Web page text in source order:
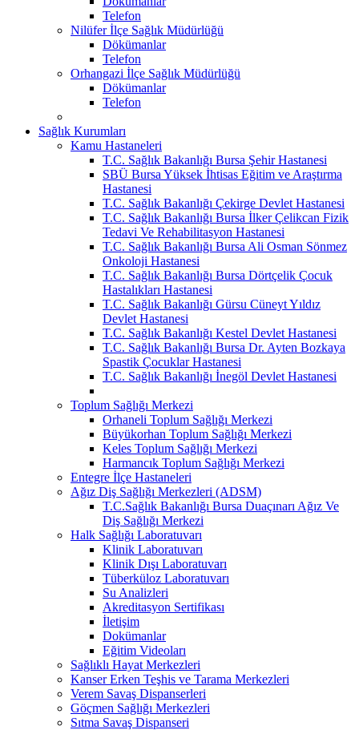
Telefon
Nilüfer İlçe Sağlık Müdürlüğü
Dökümanlar
Telefon
Orhangazi İlçe Sağlık Müdürlüğü
Dökümanlar
Telefon
Sağlık Kurumları
Kamu Hastaneleri
T.C. Sağlık Bakanlığı Bursa Şehir Hastanesi
SBÜ Bursa Yüksek İhtisas Eğitim ve Araştırma
Hastanesi
T.C. Sağlık Bakanlığı Çekirge Devlet Hastanesi
T.C. Sağlık Bakanlığı Bursa İlker Çelikcan Fizik
Tedavi Ve Rehabilitasyon Hastanesi
T.C. Sağlık Bakanlığı Bursa Ali Osman Sönmez
Onkoloji Hastanesi
T.C. Sağlık Bakanlığı Bursa Dörtçelik Çocuk
Hastalıkları Hastanesi
T.C. Sağlık Bakanlığı Gürsu Cüneyt Yıldız
Devlet Hastanesi
T.C. Sağlık Bakanlığı Kestel Devlet Hastanesi
T.C. Sağlık Bakanlığı Bursa Dr. Ayten Bozkaya
Spastik Çocuklar Hastanesi
T.C. Sağlık Bakanlığı İnegöl Devlet Hastanesi
Toplum Sağlığı Merkezi
Orhaneli Toplum Sağlığı Merkezi
Büyükorhan Toplum Sağlığı Merkezi
Keles Toplum Sağlığı Merkezi
Harmancık Toplum Sağlığı Merkezi
Entegre İlçe Hastaneleri
Ağız Diş Sağlığı Merkezleri (ADSM)
T.C.Sağlık Bakanlığı Bursa Duaçınarı Ağız Ve
Diş Sağlığı Merkezi
Halk Sağlığı Laboratuvarı
Klinik Laboratuvarı
Klinik Dışı Laboratuvarı
Tüberküloz Laboratuvarı
Su Analizleri
Akreditasyon Sertifikası
İletişim
Dokümanlar
Eğitim Videoları
Sağlıklı Hayat Merkezleri
Kanser Erken Teşhis ve Tarama Merkezleri
Verem Savaş Dispanserleri
Göçmen Sağlığı Merkezleri
Sıtma Savaş Dispanseri